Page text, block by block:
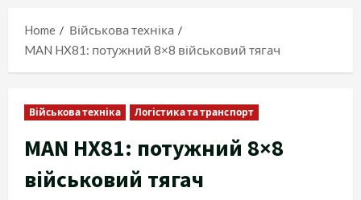
Home
Військова техніка
MAN HX81: потужний 8×8 військовий тягач
Військова техніка Логістика та транспорт
MAN HX81: потужний 8×8
військовий тягач